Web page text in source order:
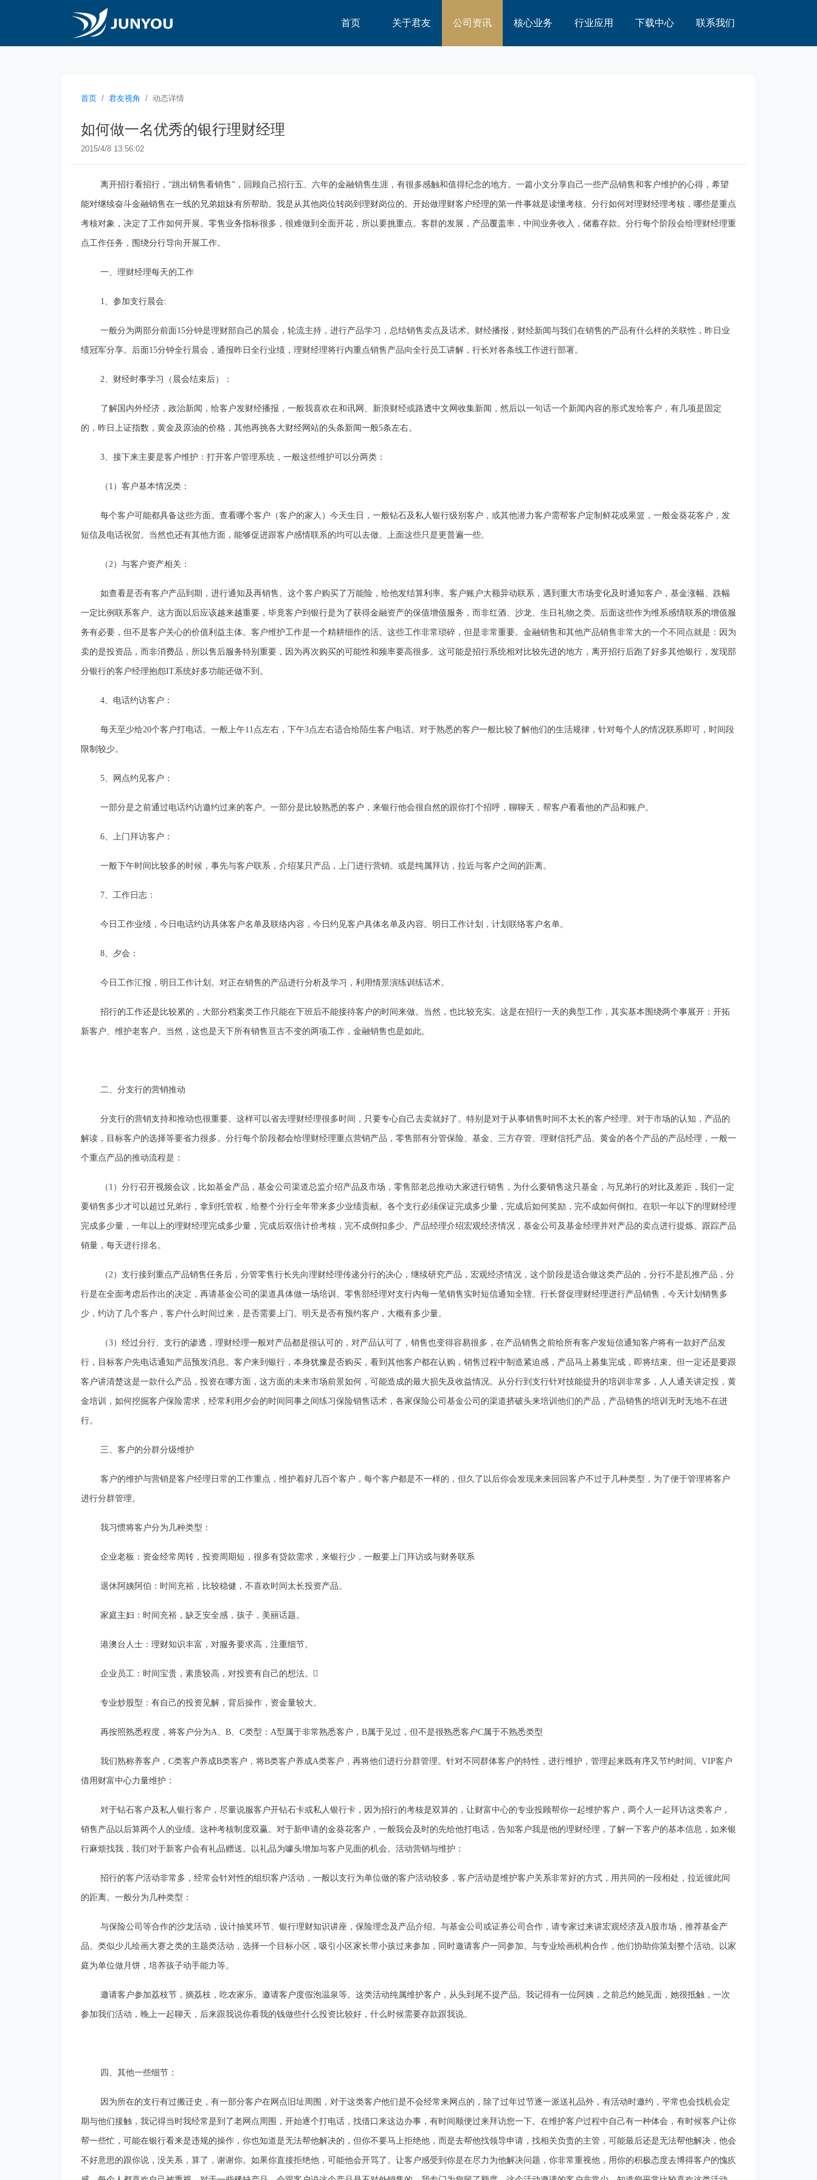
首页 关于君友 公司资讯 核心业务 行业应用 下载中心 联系我们
首页 君友视角 动态详情
如何做一名优秀的银行理财经理
2015/4/8 13:56:02
离开招行看招行，“跳出销售看销售”，回顾自己招行五、六年的金融销售生涯，有很多感触和值得纪念的地方。一篇小文分享自己一些产品销售和客户维护的心得，希望
能对继续奋斗金融销售在一线的兄弟姐妹有所帮助。我是从其他岗位转岗到理财岗位的。开始做理财客户经理的第一件事就是读懂考核。分行如何对理财经理考核，哪些是重点
考核对象，决定了工作如何开展。零售业务指标很多，很难做到全面开花，所以要挑重点。客群的发展，产品覆盖率，中间业务收入，储蓄存款。分行每个阶段会给理财经理重
点工作任务，围绕分行导向开展工作。
一、理财经理每天的工作
1、参加支行晨会:
一般分为两部分前面15分钟是理财部自己的晨会，轮流主持，进行产品学习，总结销售卖点及话术。财经播报，财经新闻与我们在销售的产品有什么样的关联性，昨日业
绩冠军分享。后面15分钟全行晨会，通报昨日全行业绩，理财经理将行内重点销售产品向全行员工讲解，行长对各条线工作进行部署。
2、财经时事学习（晨会结束后）：
了解国内外经济，政治新闻，给客户发财经播报，一般我喜欢在和讯网、新浪财经或路透中文网收集新闻，然后以一句话一个新闻内容的形式发给客户，有几项是固定
的，昨日上证指数，黄金及原油的价格，其他再挑各大财经网站的头条新闻一般5条左右。
3、接下来主要是客户维护：打开客户管理系统，一般这些维护可以分两类：
（1）客户基本情况类：
每个客户可能都具备这些方面。查看哪个客户（客户的家人）今天生日，一般钻石及私人银行级别客户，或其他潜力客户需帮客户定制鲜花或果篮，一般金葵花客户，发
短信及电话祝贺。当然也还有其他方面，能够促进跟客户感情联系的均可以去做。上面这些只是更普遍一些。
（2）与客户资产相关：
如查看是否有客户产品到期，进行通知及再销售。这个客户购买了万能险，给他发结算利率。客户账户大额异动联系，遇到重大市场变化及时通知客户，基金涨幅、跌幅
一定比例联系客户。这方面以后应该越来越重要，毕竟客户到银行是为了获得金融资产的保值增值服务，而非红酒、沙龙、生日礼物之类。后面这些作为维系感情联系的增值服
务有必要，但不是客户关心的价值利益主体。客户维护工作是一个精耕细作的活。这些工作非常琐碎，但是非常重要。金融销售和其他产品销售非常大的一个不同点就是：因为
卖的是投资品，而非消费品，所以售后服务特别重要，因为再次购买的可能性和频率要高很多。这可能是招行系统相对比较先进的地方，离开招行后跑了好多其他银行，发现部
分银行的客户经理抱怨IT系统好多功能还做不到。
4、电话约访客户：
每天至少给20个客户打电话。一般上午11点左右，下午3点左右适合给陌生客户电话。对于熟悉的客户一般比较了解他们的生活规律，针对每个人的情况联系即可，时间段
限制较少。
5、网点约见客户：
一部分是之前通过电话约访邀约过来的客户。一部分是比较熟悉的客户，来银行他会很自然的跟你打个招呼，聊聊天，帮客户看看他的产品和账户。
6、上门拜访客户：
一般下午时间比较多的时候，事先与客户联系，介绍某只产品，上门进行营销。或是纯属拜访，拉近与客户之间的距离。
7、工作日志：
今日工作业绩，今日电话约访具体客户名单及联络内容，今日约见客户具体名单及内容。明日工作计划，计划联络客户名单。
8、夕会：
今日工作汇报，明日工作计划。对正在销售的产品进行分析及学习，利用情景演练训练话术。
招行的工作还是比较累的，大部分档案类工作只能在下班后不能接待客户的时间来做。当然，也比较充实。这是在招行一天的典型工作，其实基本围绕两个事展开：开拓
新客户、维护老客户。当然，这也是天下所有销售亘古不变的两项工作，金融销售也是如此。
二、分支行的营销推动
分支行的营销支持和推动也很重要。这样可以省去理财经理很多时间，只要专心自己去卖就好了。特别是对于从事销售时间不太长的客户经理。对于市场的认知，产品的
解读，目标客户的选择等要省力很多。分行每个阶段都会给理财经理重点营销产品，零售部有分管保险、基金、三方存管、理财信托产品、黄金的各个产品的产品经理，一般一
个重点产品的推动流程是：
（1）分行召开视频会议，比如基金产品，基金公司渠道总监介绍产品及市场，零售部老总推动大家进行销售，为什么要销售这只基金，与兄弟行的对比及差距，我们一定
要销售多少才可以超过兄弟行，拿到托管权，给整个分行全年带来多少业绩贡献。各个支行必须保证完成多少量，完成后如何奖励，完不成如何倒扣。在职一年以下的理财经理
完成多少量，一年以上的理财经理完成多少量，完成后双倍计价考核，完不成倒扣多少。产品经理介绍宏观经济情况，基金公司及基金经理并对产品的卖点进行提炼。跟踪产品
销量，每天进行排名。
（2）支行接到重点产品销售任务后，分管零售行长先向理财经理传递分行的决心，继续研究产品，宏观经济情况，这个阶段是适合做这类产品的，分行不是乱推产品，分
行是在全面考虑后作出的决定，再请基金公司的渠道具体做一场培训。零售部经理对支行内每一笔销售实时短信通知全辖。行长督促理财经理进行产品销售，今天计划销售多
少，约访了几个客户，客户什么时间过来，是否需要上门。明天是否有预约客户，大概有多少量。
（3）经过分行、支行的渗透，理财经理一般对产品都是很认可的，对产品认可了，销售也变得容易很多，在产品销售之前给所有客户发短信通知客户将有一款好产品发
行，目标客户先电话通知产品预发消息。客户来到银行，本身犹豫是否购买，看到其他客户都在认购，销售过程中制造紧迫感，产品马上募集完成，即将结束。但一定还是要跟
客户讲清楚这是一款什么产品，投资在哪方面，这方面的未来市场前景如何，可能造成的最大损失及收益情况。从分行到支行针对技能提升的培训非常多，人人通关讲定投，黄
金培训，如何挖掘客户保险需求，经常利用夕会的时间同事之间练习保险销售话术，各家保险公司基金公司的渠道挤破头来培训他们的产品，产品销售的培训无时无地不在进
行。
三、客户的分群分级维护
客户的维护与营销是客户经理日常的工作重点，维护着好几百个客户，每个客户都是不一样的，但久了以后你会发现来来回回客户不过于几种类型，为了便于管理将客户
进行分群管理。
我习惯将客户分为几种类型：
企业老板：资金经常周转，投资周期短，很多有贷款需求，来银行少，一般要上门拜访或与财务联系
退休阿姨阿伯：时间充裕，比较稳健，不喜欢时间太长投资产品。
家庭主妇：时间充裕，缺乏安全感，孩子，美丽话题。
港澳台人士：理财知识丰富，对服务要求高，注重细节。
企业员工：时间宝贵，素质较高，对投资有自己的想法。 
专业炒股型：有自己的投资见解，背后操作，资金量较大。
再按照熟悉程度，将客户分为A、B、C类型：A型属于非常熟悉客户，B属于见过，但不是很熟悉客户C属于不熟悉类型
我们熟称养客户，C类客户养成B类客户，将B类客户养成A类客户，再将他们进行分群管理。针对不同群体客户的特性，进行维护，管理起来既有序又节约时间。VIP客户
借用财富中心力量维护：
对于钻石客户及私人银行客户，尽量说服客户开钻石卡或私人银行卡，因为招行的考核是双算的，让财富中心的专业投顾帮你一起维护客户，两个人一起拜访这类客户，
销售产品以后算两个人的业绩。这种考核制度双赢。对于新申请的金葵花客户，一般我会及时的先给他打电话，告知客户我是他的理财经理，了解一下客户的基本信息，如来银
行麻烦找我，我们对于新客户会有礼品赠送。以礼品为噱头增加与客户见面的机会。活动营销与维护：
招行的客户活动非常多，经常会针对性的组织客户活动，一般以支行为单位做的客户活动较多，客户活动是维护客户关系非常好的方式，用共同的一段相处，拉近彼此间
的距离。一般分为几种类型：
与保险公司等合作的沙龙活动，设计抽奖环节、银行理财知识讲座，保险理念及产品介绍。与基金公司或证券公司合作，请专家过来讲宏观经济及A股市场，推荐基金产
品。类似少儿绘画大赛之类的主题类活动，选择一个目标小区，吸引小区家长带小孩过来参加，同时邀请客户一同参加。与专业绘画机构合作，他们协助你策划整个活动。以家
庭为单位做月饼，培养孩子动手能力等。
邀请客户参加荔枝节，摘荔枝，吃农家乐。邀请客户度假泡温泉等。这类活动纯属维护客户，从头到尾不提产品。我记得有一位阿姨，之前总约她见面，她很抵触，一次
参加我们活动，晚上一起聊天，后来跟我说你看我的钱做些什么投资比较好，什么时候需要存款跟我说。
四、其他一些细节：
因为所在的支行有过搬迁史，有一部分客户在网点旧址周围，对于这类客户他们是不会经常来网点的，除了过年过节逐一派送礼品外，有活动时邀约，平常也会找机会定
期与他们接触，我记得当时我经常是到了老网点周围，开始逐个打电话，找借口来这边办事，有时间顺便过来拜访您一下。在维护客户过程中自己有一种体会，有时候客户让你
帮一些忙，可能在银行看来是违规的操作，你也知道是无法帮他解决的，但你不要马上拒绝他，而是去帮他找领导申请，找相关负责的主管，可能最后还是无法帮他解决，他会
不好意思的跟你说，没关系，算了，谢谢你。如果你直接拒绝他，可能他会开骂了。让客户感受到你是在尽力为他解决问题，你非常重视他，用你的积极态度去博得客户的愧疚